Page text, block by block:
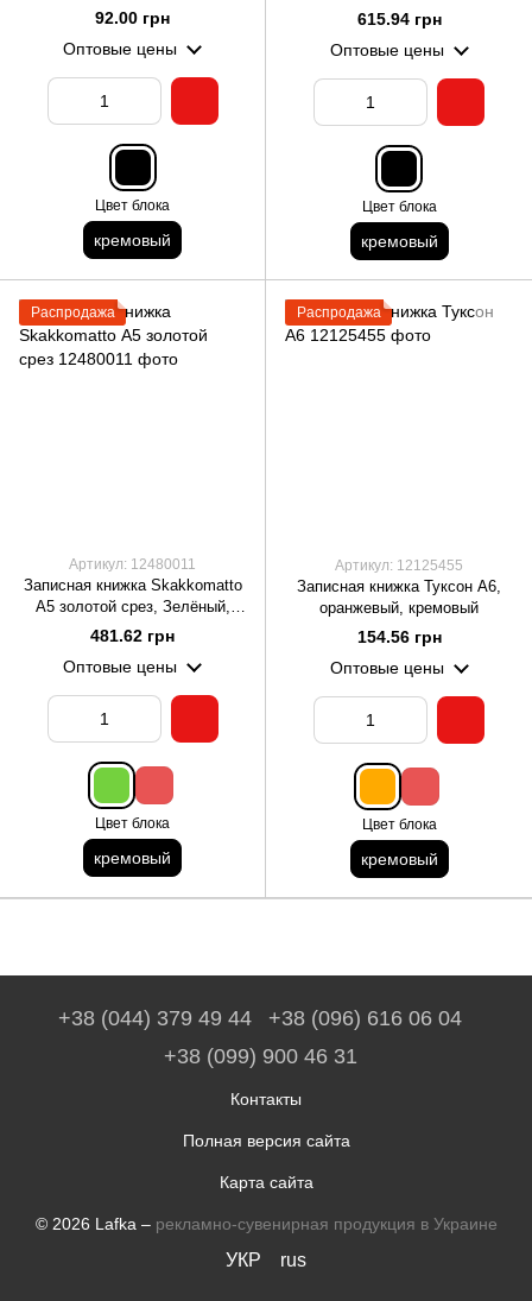
92.00 грн
Оптовые цены
Цвет блока
кремовый
кремовый
615.94 грн
Оптовые цены
Цвет блока
кремовый
Распродажа
Артикул: 12480011
Записная книжка Skakkomatto
А5 золотой срез, Зелёный,
кремовый
481.62 грн
Оптовые цены
Цвет блока
кремовый
Распродажа
Артикул: 12125455
Записная книжка Туксон А6,
оранжевый, кремовый
154.56 грн
Оптовые цены
Цвет блока
кремовый
+38 (044) 379 49 44
+38 (096) 616 06 04
+38 (099) 900 46 31
Контакты
Полная версия сайта
Карта сайта
© 2026 Lafka – рекламно-сувенирная продукция в Украине
УКР rus